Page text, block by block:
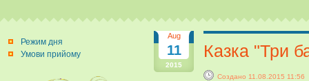
Режим дня
Умови прийому
Aug
11
2015
Казка "Три
Создано 11.08.2015